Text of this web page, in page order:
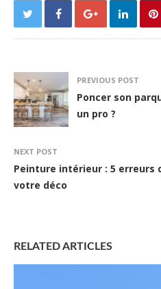
PREVIOUS POST
Poncer son
un pro ?
NEXT POST
Peinture intérieur : 5 erreurs
votre déco
RELATED ARTICLES